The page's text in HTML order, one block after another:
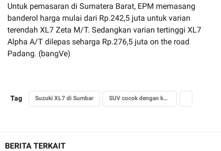
Untuk pemasaran di Sumatera Barat, EPM memasang
banderol harga mulai dari Rp.242,5 juta untuk varian
terendah XL7 Zeta M/T. Sedangkan varian tertinggi XL7
Alpha A/T dilepas seharga Rp.276,5 juta on the road
Padang. (bangVe)
Tag Suzuki XL7 di Sumbar SUV cocok dengan kontur pegunungan
BERITA TERKAIT